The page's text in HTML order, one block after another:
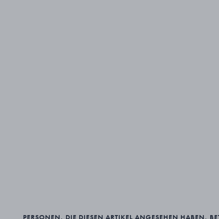
PERSONEN, DIE DIESEN ARTIKEL ANGESEHEN HABEN,